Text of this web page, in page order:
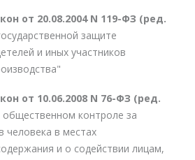
от 20.08.2004 N 119-ФЗ (ред.
защите
и иных участников
от 10.06.2008 N 76-ФЗ (ред.
контроле за
человека в местах
и о содействии лицам,